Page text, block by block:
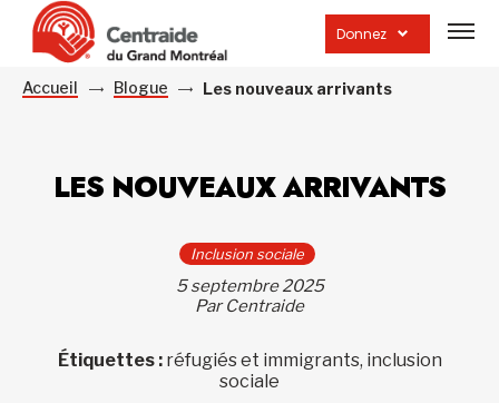
Donnez
la
Accueil Blogue Les nouveaux arrivants
LES NOUVEAUX ARRIVANTS
Inclusion sociale
5 septembre 2025
Par Centraide
Étiquettes : réfugiés et immigrants, inclusion
sociale